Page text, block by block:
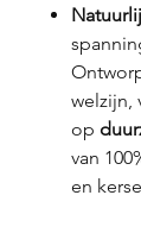
welzijn,
op
van
en